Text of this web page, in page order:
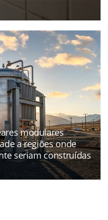
modulares
a regiões onde
seriam construídas